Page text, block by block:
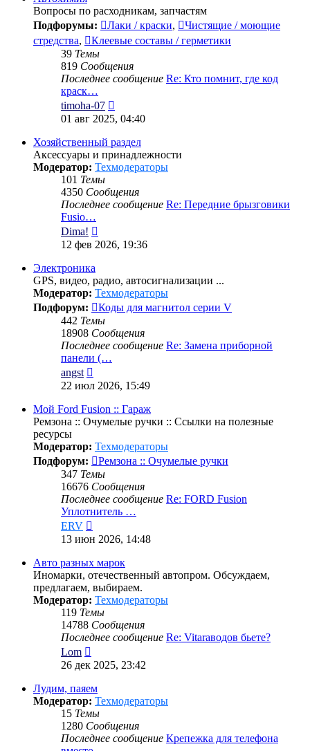
Вопросы по расходникам, запчастям
Подфорумы:
Лаки / краски,
Чистящие / моющие
стредства,
Клеевые составы / герметики
39 Темы
819 Сообщения
Последнее сообщение Re: Кто помнит, где код
краск…
timoha-07
сообщению
01 авг 2025, 04:40
Хозяйственный раздел
Аксессуары и принадлежности
Модератор: Техмодераторы
101 Темы
4350 Сообщения
Последнее сообщение Re: Передние брызговики
Fusio…
Dima!
к
12 фев 2026, 19:36
Электроника
GPS, видео, радио, автосигнализации ...
Модератор: Техмодераторы
Подфорум:
Коды для магнитол серии V
442 Темы
18908 Сообщения
Последнее сообщение Re: Замена приборной
панели (…
angst
к
сообщению
22 июл 2026, 15:49
Мой Ford Fusion :: Гараж
Ремзона :: Очумелые ручки :: Ссылки на полезные
ресурсы
Модератор: Техмодераторы
Подфорум:
Ремзона :: Очумелые ручки
347 Темы
16676 Сообщения
Последнее сообщение Re: FORD Fusion
Уплотнитель …
ERV
к
сообщению
13 июн 2026, 14:48
Авто разных марок
Иномарки, отечественный автопром. Обсуждаем,
предлагаем, выбираем.
Модератор: Техмодераторы
119 Темы
14788 Сообщения
Последнее сообщение Re: Vitaraводов бьете?
Lom
к
сообщению
26 дек 2025, 23:42
Лудим, паяем
Модератор: Техмодераторы
15 Темы
1280 Сообщения
Последнее сообщение Крепежка для телефона